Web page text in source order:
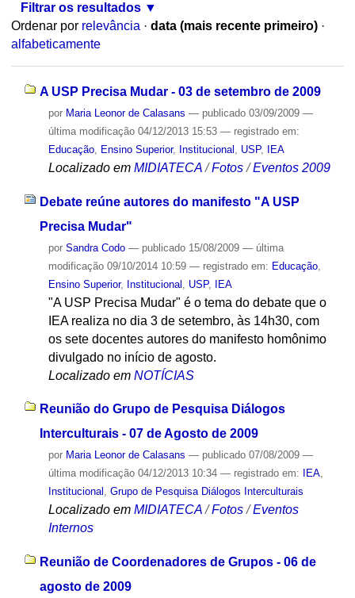
Filtrar os resultados
Ordenar por relevância · data (mais recente primeiro) ·
alfabeticamente
A USP Precisa Mudar - 03 de setembro de 2009
por Maria Leonor de Calasans — publicado03/09/2009 —
última modificação04/12/2013 15:53 — registrado em:
Educação, Ensino Superior, Institucional USP, IEA
Localizado em MIDIATECA /Fotos /Eventos 2009
Debate reúne autores do manifesto "A USP
Precisa Mudar"
por Sandra Codo — publicado15/08/2009 — última
modificação09/10/2014 10:59 — registrado em: Educação,
Ensino Superior, Institucional USP, IEA
"A USP Precisa Mudar" é o tema do debate que o
IEA realiza no dia 3 de setembro, às 14h30, com
os sete docentes autores do manifesto homônimo
divulgado no início de agosto.
Localizado em NOTÍCIAS
Reunião do Grupo de Pesquisa Diálogos
Interculturais - 07 de Agosto de 2009
por Maria Leonor de Calasans — publicado07/08/2009 —
última modificação04/12/2013 10:34 — registrado em: IEA,
Institucional , Grupo de Pesquisa Diálogos Interculturais
Localizado em MIDIATECA /Fotos /Eventos
Internos
Reunião de Coordenadores de Grupos - 06 de
agosto de 2009